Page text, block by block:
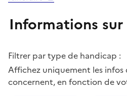
Informations sur
Filtrer par type de handicap :
Affichez uniquement les
concernent, en fonction de